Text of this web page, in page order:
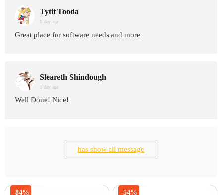
Tytit Tooda
1 day age
Great place for software needs and more
Sleareth Shindough
1 day age
Well Done! Nice!
has show all message
-84% -54%